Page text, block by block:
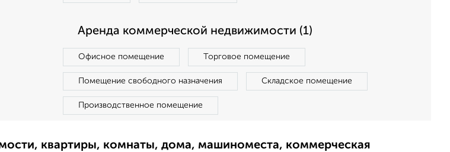
Аренда коммерческой недвижимости (1)
Офисное помещение Торговое помещение
Помещение свободного назначения Складское помещение
Производственное помещение
квартиры, комнаты, дома, машиноместа, коммерческая